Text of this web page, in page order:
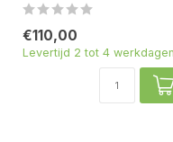
€110,00
Levertijd 2 tot 4 werkdagen